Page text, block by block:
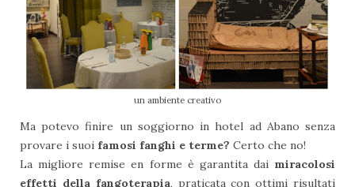
un ambiente creativo
Ma potevo finire un soggiorno in hotel ad Abano senza
provare i suoi famosi fanghi e terme? Certo che no!
La migliore remise en forme è garantita dai miracolosi
effetti della fangoterapia, praticata con ottimi risultati